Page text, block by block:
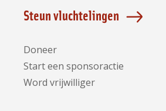
Steun vluchtelingen
Doneer
Start een sponsoractie
Word vrijwilliger